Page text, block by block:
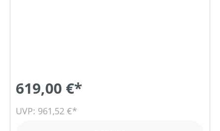
619,00 €*
UVP: 961,52 €*